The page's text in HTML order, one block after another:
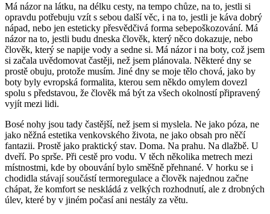
Má názor na látku, na délku cesty, na tempo chůze, na to, jestli si
opravdu potřebuju vzít s sebou další věc, i na to, jestli je káva dobrý
nápad, nebo jen esteticky přesvědčivá forma sebepoškozování. Má
názor na to, jestli budu dneska člověk, který něco dokazuje, nebo
člověk, který se napije vody a sedne si. Má názor i na boty, což jsem
si začala uvědomovat častěji, než jsem plánovala. Některé dny se
prostě obuju, protože musím. Jiné dny se moje tělo chová, jako by
boty byly evropská formalita, kterou sem někdo omylem dovezl
spolu s představou, že člověk má být za všech okolností připravený
vyjít mezi lidi.
Bosé nohy jsou tady častější, než jsem si myslela. Ne jako póza, ne
jako něžná estetika venkovského života, ne jako obsah pro něčí
fantazii. Prostě jako praktický stav. Doma. Na prahu. Na dlažbě. U
dveří. Po sprše. Při cestě pro vodu. V těch několika metrech mezi
místnostmi, kde by obouvání bylo směšně přehnané. V horku se i
chodidla stávají součástí termoregulace a člověk najednou začne
chápat, že komfort se neskládá z velkých rozhodnutí, ale z drobných
úlev, které by v jiném počasí ani nestály za větu.